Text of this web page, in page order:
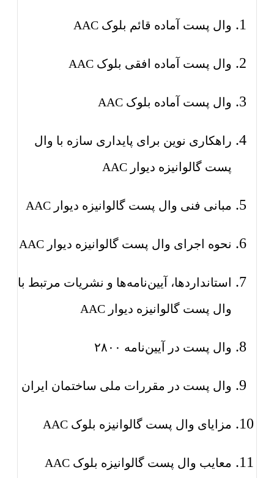
وال پست آماده قائم بلوک AAC
وال پست آماده افقی بلوک AAC
وال پست آماده بلوک AAC
راهکاری نوین برای پایداری سازه با وال
پست گالوانیزه دیوار AAC
مبانی فنی وال پست گالوانیزه دیوار AAC
نحوه اجرای وال پست گالوانیزه دیوار AAC
استانداردها، آیین‌نامه‌ها و نشریات مرتبط با
وال پست گالوانیزه دیوار AAC
وال پست در آیین‌نامه ۲۸۰۰
وال پست در مقررات ملی ساختمان ایران
مزایای وال پست گالوانیزه بلوک AAC
معایب وال پست گالوانیزه بلوک AAC